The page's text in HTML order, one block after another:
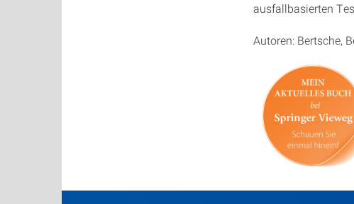
ausfallbasierten
Autoren: Bertsche,